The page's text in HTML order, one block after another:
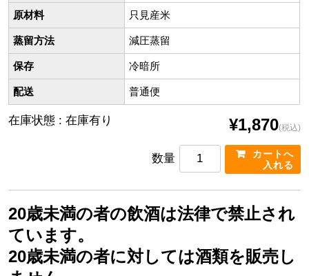
原材料 只見産米
蒸留方法 減圧蒸留
保存 冷暗所
配送 普通便
在庫状態 : 在庫有り ¥1,870(税込)
数量
20歳未満の者の飲酒は法律で禁止され
ています。
20歳未満の者に対しては酒類を販売し